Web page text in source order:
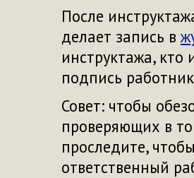
После
делает запись в
инструктажа,
подпись
Совет: чтобы
проверяющих в
проследите,
ответственный